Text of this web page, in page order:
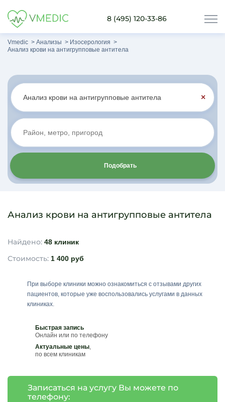
8 (495) 120-33-86
Vmedic Анализы
Изосерология
Анализ крови на антигрупповые антитела
×
Подобрать
Анализ крови на антигрупповые антитела
Найдено: 48 клиник
Стоимость: 1 400 руб
При выборе клиники можно ознакомиться с отзывами других
пациентов, которые уже воспользовались услугами в данных
клиниках.
Быстрая запись
Онлайн или по телефону
Актуальные цены,
по всем клиникам
Записаться на услугу Вы можете по
телефону: